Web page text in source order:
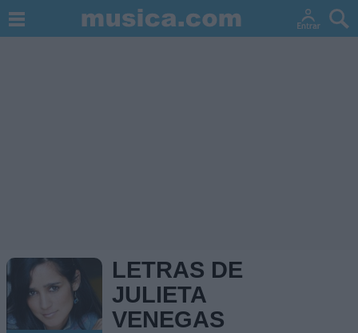
LETRAS DE
JULIETA
VENEGAS